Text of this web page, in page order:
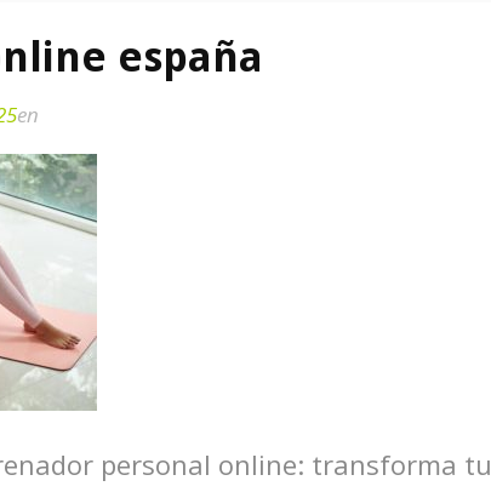
españa
en
personal online: transforma tu